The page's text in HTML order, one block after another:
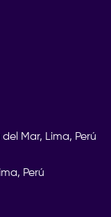
Mar, Lima, Perú
Perú